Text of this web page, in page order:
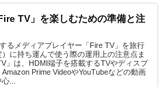
TV」を楽しむための準備と注
るメディアプレイヤー「Fire TV」を旅行
に持ち運んで使う際の運用上の注意点ま
」は、HDMI端子を搭載するTVやディスプ
Prime VideoやYouTubeなどの動画
...